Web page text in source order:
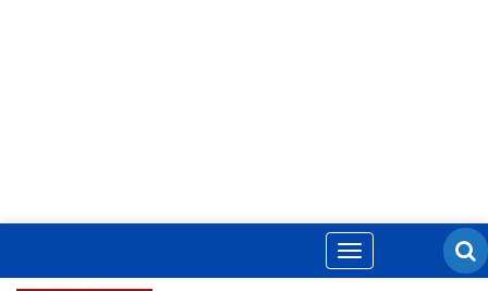
Toggle
navigation